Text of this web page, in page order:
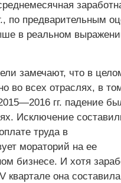
по предварительным
в реальном
замечают, что в
во всех отраслях, в
гг. падение
Исключение
труда в
мораторий на ее
бизнесе. И хотя
квартале она